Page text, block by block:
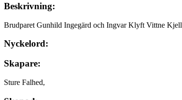
Beskrivning:
Brudparet Gunhild Ingegärd och Ingvar Klyft Vittne
Nyckelord:
Skapare:
Sture Falhed,